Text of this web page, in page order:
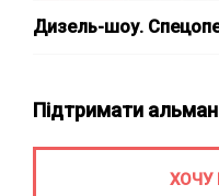
Дизель-шоу.
Підтримати
ХОЧУ